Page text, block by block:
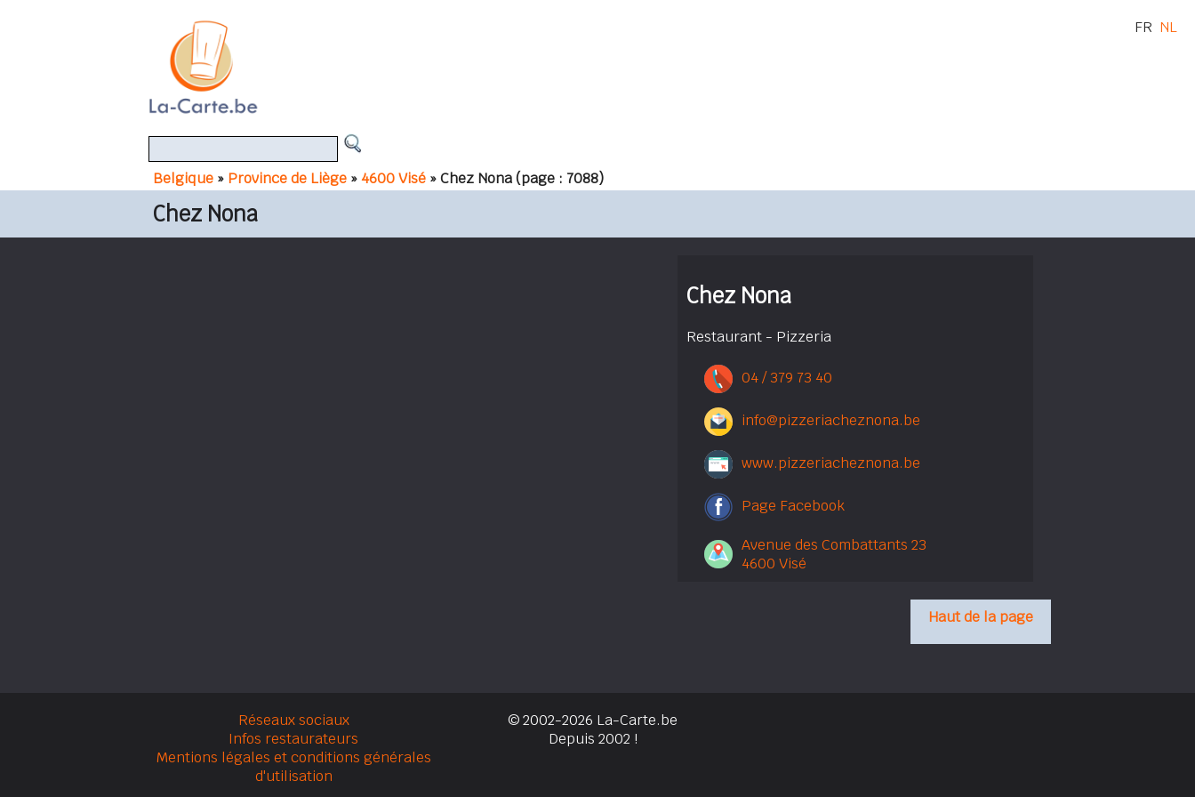
Belgique » Province de Liège »4600 Visé » Chez Nona(page : 7088)
FR NL
Chez Nona
Chez Nona
Restaurant - Pizzeria
04 / 379 73 40
info@pizzeriacheznona.be
www.pizzeriacheznona.be
Page Facebook
Avenue des Combattants 23
4600 Visé
Haut de la page
Réseaux sociaux
Infos restaurateurs
Mentions légales et conditions générales
d'utilisation
© 2002-2026 La-Carte.be
Depuis 2002 !